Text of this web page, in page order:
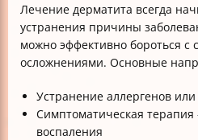
Лечение дерматита всегда
устранения причины
можно эффективно бороться с
осложнениями. Основные
Устранение аллергенов
Симптоматическая
воспаления